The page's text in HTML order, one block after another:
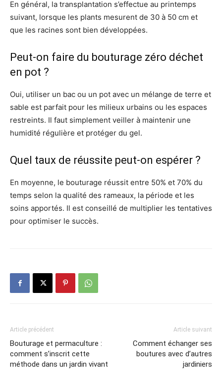
En général, la transplantation s’effectue au printemps
suivant, lorsque les plants mesurent de 30 à 50 cm et
que les racines sont bien développées.
Peut-on faire du bouturage zéro déchet
en pot ?
Oui, utiliser un bac ou un pot avec un mélange de terre et
sable est parfait pour les milieux urbains ou les espaces
restreints. Il faut simplement veiller à maintenir une
humidité régulière et protéger du gel.
Quel taux de réussite peut-on espérer ?
En moyenne, le bouturage réussit entre 50% et 70% du
temps selon la qualité des rameaux, la période et les
soins apportés. Il est conseillé de multiplier les tentatives
pour optimiser le succès.
Article précédent
Bouturage et permaculture :
comment s’inscrit cette
méthode dans un jardin vivant
Article suivant
Comment échanger ses
boutures avec d’autres
jardiniers